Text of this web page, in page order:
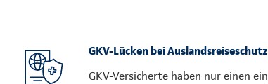
GKV-Lücken bei Auslandsreiseschutz
GKV-Versicherte haben nur einen